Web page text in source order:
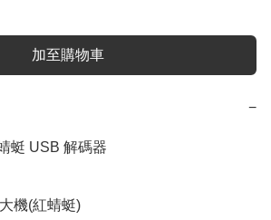
加至購物車
−
蜓 USB 解碼器
機(紅蜻蜓)